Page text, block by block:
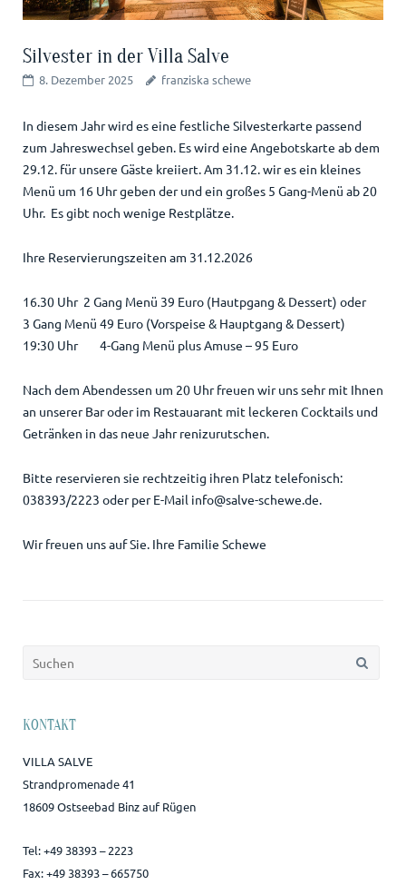
Silvester in der Villa Salve
8. Dezember 2025 franziska schewe
In diesem Jahr wird es eine festliche Silvesterkarte passend
zum Jahreswechsel geben. Es wird eine Angebotskarte ab dem
29.12. für unsere Gäste kreiiert. Am 31.12. wir es ein kleines
Menü um 16 Uhr geben der und ein großes 5 Gang-Menü ab 20
Uhr. Es gibt noch wenige Restplätze.
Ihre Reservierungszeiten am 31.12.2026
16.30 Uhr 2 Gang Menü 39 Euro (Hautpgang & Dessert) oder
3 Gang Menü 49 Euro (Vorspeise & Hauptgang & Dessert)
19:30 Uhr 4-Gang Menü plus Amuse – 95 Euro
Nach dem Abendessen um 20 Uhr freuen wir uns sehr mit Ihnen
an unserer Bar oder im Restauarant mit leckeren Cocktails und
Getränken in das neue Jahr renizurutschen.
Bitte reservieren sie rechtzeitig ihren Platz telefonisch:
038393/2223 oder per E-Mail info@salve-schewe.de.
Wir freuen uns auf Sie. Ihre Familie Schewe
Suchen
KONTAKT
VILLA SALVE
Strandpromenade 41
18609 Ostseebad Binz auf Rügen
Tel: +49 38393 – 2223
Fax: +49 38393 – 665750